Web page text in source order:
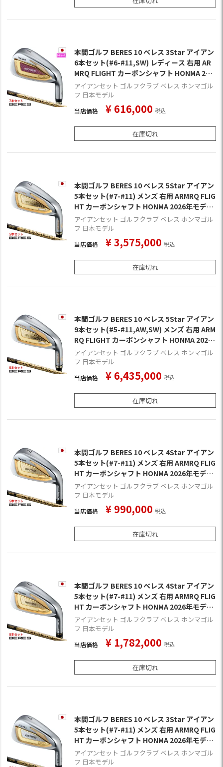
本間ゴルフ BERES 10 ベレス 3Star アイアン
6本セット(#6-#11,SW) レディース 右用 AR
MRQ FLIGHT カーボンシャフト HONMA 202
6年モデル 日本正規品 ゴルフクラブ
アイアンセット ゴルフクラブ ベレス ホンマゴル
フ 日本モデル
当店価格 ¥ 616,000 税込
在庫切れ
本間ゴルフ BERES 10 ベレス 5Star アイアン
5本セット(#7-#11) メンズ 右用 ARMRQ FLIG
HT カーボンシャフト HONMA 2026年モデル
日本正規品 ゴルフクラブ
アイアンセット ゴルフクラブ ベレス ホンマゴル
フ 日本モデル
当店価格 ¥3,575,000 税込
在庫切れ
本間ゴルフ BERES 10 ベレス 5Star アイアン
9本セット(#5-#11,AW,SW) メンズ 右用 ARM
RQ FLIGHT カーボンシャフト HONMA 2026
年モデル 日本正規品 ゴルフクラブ
アイアンセット ゴルフクラブ ベレス ホンマゴル
フ 日本モデル
当店価格 ¥ 6,435,000 税込
在庫切れ
本間ゴルフ BERES 10 ベレス 4Star アイアン
5本セット(#7-#11) メンズ 右用 ARMRQ FLIG
HT カーボンシャフト HONMA 2026年モデル
日本正規品 ゴルフクラブ
アイアンセット ゴルフクラブ ベレス ホンマゴル
フ 日本モデル
当店価格 ¥ 990,000 税込
在庫切れ
本間ゴルフ BERES 10 ベレス 4Star アイアン
5本セット(#7-#11) メンズ 右用 ARMRQ FLIG
HT カーボンシャフト HONMA 2026年モデル
日本正規品 ゴルフクラブ
アイアンセット ゴルフクラブ ベレス ホンマゴル
フ 日本モデル
当店価格 ¥ 1,782,000 税込
在庫切れ
本間ゴルフ BERES 10 ベレス 3Star アイアン
5本セット(#7-#11) メンズ 右用 ARMRQ FLIG
HT カーボンシャフト HONMA 2026年モデル
日本正規品 ゴルフクラブ
アイアンセット ゴルフクラブ ベレス ホンマゴル
フ 日本モデル